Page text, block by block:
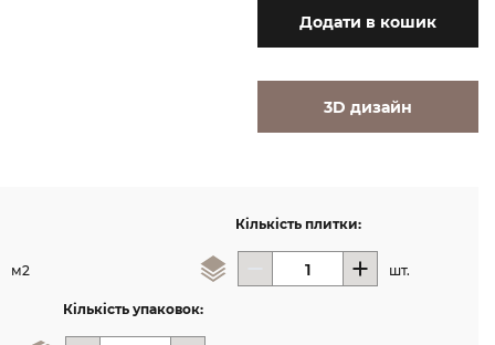
Додати в кошик
3D дизайн
м2
Кількість плитки:
шт.
Кількість упаковок: